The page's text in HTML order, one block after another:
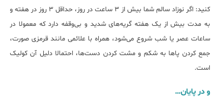
کنید: اگر نوزاد سالم شما بیش از ۳ ساعت در روز، حداقل ۳ روز در هفته و
به مدت بیش از یک هفته گریه‌های شدید و بی‌وقفه دارد که معمولا در
ساعات عصر یا شب شروع می‌شود، همراه با علائمی مانند قرمزی صورت،
جمع کردن پاها به شکم و مشت کردن دست‌ها، احتمالا دلیل آن کولیک
است.
و در پایان…